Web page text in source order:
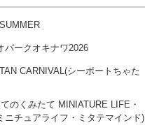
パークオキナワ2026
CARNIVAL(シーポートちゃた
のくみたて MINIATURE LIFE・
ニチュアライフ・ミタテマインド)